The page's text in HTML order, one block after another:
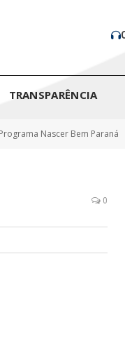
TRANSPARÊNCIA
Nascer Bem Paraná
0